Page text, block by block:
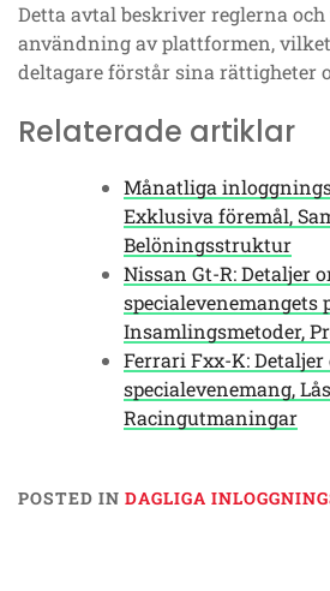
Detta avtal beskriver reglerna
användning av plattformen,
deltagare förstår sina rättigheter
Relaterade artiklar
Månatliga
Exklusiva föremål,
Belöningsstruktur
Nissan Gt-R: Detaljer
specialevenemangets
Insamlingsmetoder,
Ferrari Fxx-K:
specialevenemang,
Racingutmaningar
POSTED IN DAGLIGA